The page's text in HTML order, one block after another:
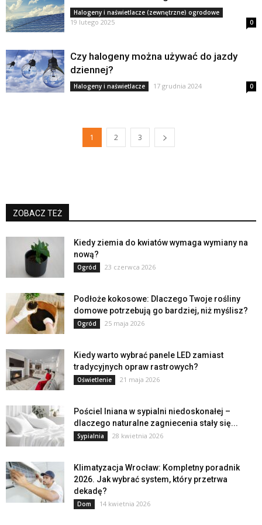
Halogeny i naświetlacze (zewnętrzne) ogrodowe
19 lutego 2025 0
Czy halogeny można używać do jazdy
dziennej?
Halogeny i naświetlacze 17 grudnia 2024 0
1 2 3
ZOBACZ TEŻ
Kiedy ziemia do kwiatów wymaga wymiany na
nową?
Ogród 23 czerwca 2026
Podłoże kokosowe: Dlaczego Twoje rośliny
domowe potrzebują go bardziej, niż myślisz?
Ogród 25 maja 2026
Kiedy warto wybrać panele LED zamiast
tradycyjnych opraw rastrowych?
Oświetlenie 21 maja 2026
Pościel lniana w sypialni niedoskonałej –
dlaczego naturalne zagniecenia stały się...
Sypialnia 28 kwietnia 2026
Klimatyzacja Wrocław: Kompletny poradnik
2026. Jak wybrać system, który przetrwa
dekadę?
Dom 14 kwietnia 2026